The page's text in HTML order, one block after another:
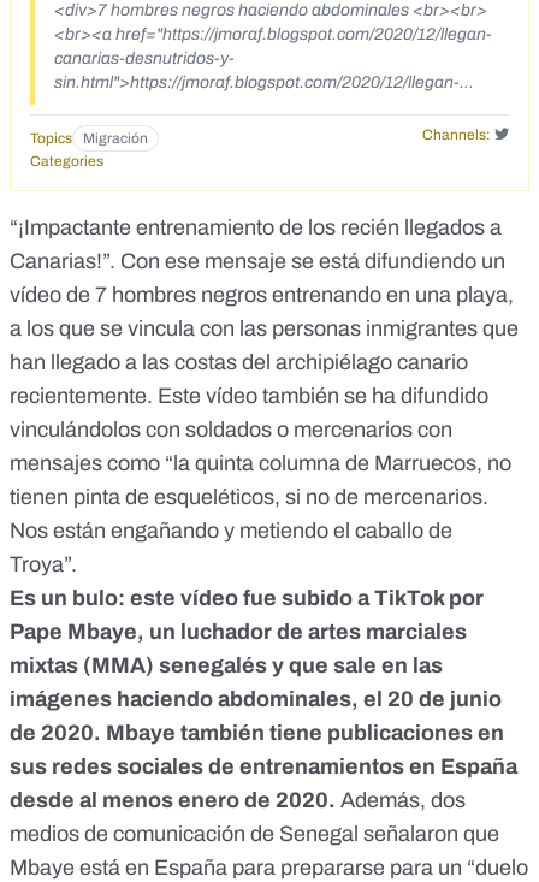
<div>7 hombres negros haciendo abdominales <br><br>
<br><a href="https://jmoraf.blogspot.com/2020/12/llegan-
canarias-desnutridos-y-
sin.html">https://jmoraf.blogspot.com/2020/12/llegan-
href="https://twitter.com/enelpaisvasco/status/1332733705
291522048?
enelpaisvasco/status/1332733705291522048?
s=04&amp;fbclid=IwAR3HA55PEJSSs2TCi98xohGPlXDqS
3NUaX9yAgptq5AGWlc_3jbdsCQPt1s</a><br><br></div>
Topics Migración
Channels:
Categories
“¡Impactante entrenamiento de los recién llegados a
Canarias!”. Con ese mensaje se está difundiendo un
vídeo de 7 hombres negros entrenando en una playa,
a los que se vincula con las personas inmigrantes que
han llegado a las costas del archipiélago canario
recientemente. Este vídeo también se ha difundido
vinculándolos con soldados o mercenarios con
mensajes como “la quinta columna de Marruecos, no
tienen pinta de esqueléticos, si no de mercenarios.
Nos están engañando y metiendo el caballo de
Troya”.
Es un bulo: este vídeo fue subido a TikTok por
Pape Mbaye, un luchador de artes marciales
mixtas (MMA) senegalés y que sale en las
imágenes haciendo abdominales, el 20 de junio
de 2020. Mbaye también tiene publicaciones en
sus redes sociales de entrenamientos en España
desde al menos enero de 2020. Además, dos
medios de comunicación de Senegal señalaron que
Mbaye está en España para prepararse para un “duelo